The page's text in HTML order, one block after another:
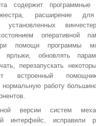
содержит программные
расширение
установленных
оперативной
помощи программы
ярлыки, обновлять
перезапускать
встроенный
нормальную работу
версии систем
интерфейс,